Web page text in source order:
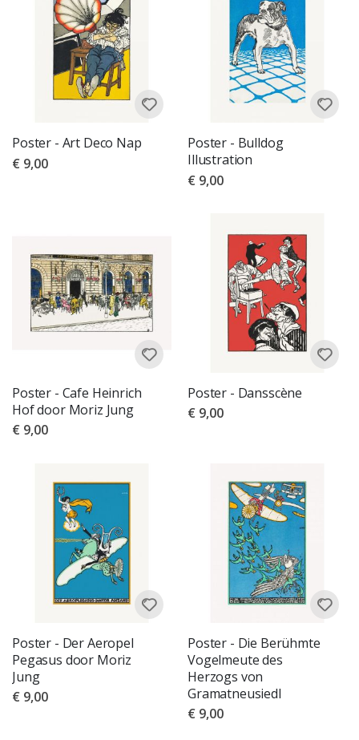
Poster - Art Deco Nap
€ 9,00
Poster - Bulldog
Illustration
€ 9,00
Poster - Cafe Heinrich
Hof door Moriz Jung
€ 9,00
Poster - Dansscène
€ 9,00
Poster - Der Aeropel
Pegasus door Moriz
Jung
€ 9,00
Poster - Die Berühmte
Vogelmeute des
Herzogs von
Gramatneusiedl
€ 9,00